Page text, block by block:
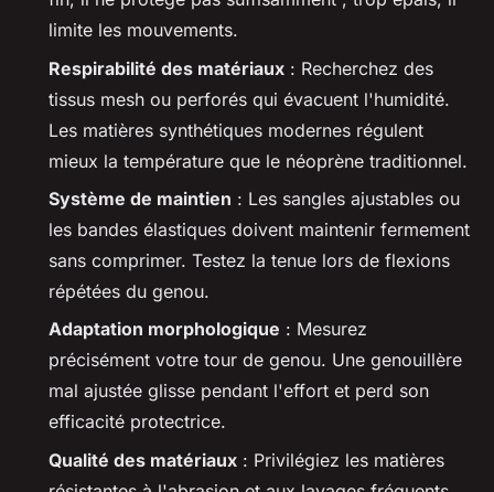
limite les mouvements.
Respirabilité des matériaux : Recherchez des
tissus mesh ou perforés qui évacuent l'humidité.
Les matières synthétiques modernes régulent
mieux la température que le néoprène traditionnel.
Système de maintien : Les sangles ajustables ou
les bandes élastiques doivent maintenir fermement
sans comprimer. Testez la tenue lors de flexions
répétées du genou.
Adaptation morphologique : Mesurez
précisément votre tour de genou. Une genouillère
mal ajustée glisse pendant l'effort et perd son
efficacité protectrice.
Qualité des matériaux : Privilégiez les matières